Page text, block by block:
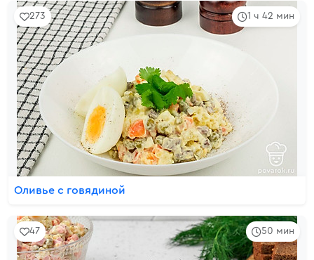
1 ч 42 мин
273
Оливье с говядиной
50 мин
47